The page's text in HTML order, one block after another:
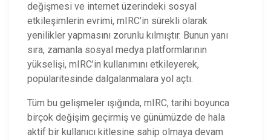
değişmesi ve internet üzerindeki sosyal
etkileşimlerin evrimi, mIRC’in sürekli olarak
yenilikler yapmasını zorunlu kılmıştır. Bunun yanı
sıra, zamanla sosyal medya platformlarının
yükselişi, mIRC’in kullanımını etkileyerek,
popülaritesinde dalgalanmalara yol açtı.
Tüm bu gelişmeler ışığında, mIRC, tarihi boyunca
birçok değişim geçirmiş ve günümüzde de hala
aktif bir kullanıcı kitlesine sahip olmaya devam